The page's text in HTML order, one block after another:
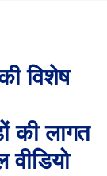
विशेष
की लागत